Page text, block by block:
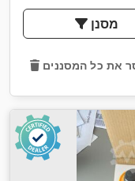
מסנן
את כל המסננים